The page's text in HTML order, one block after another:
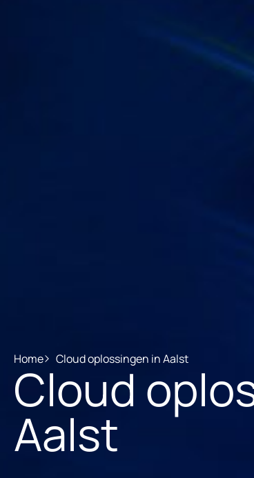
Home Cloud oplossingen in Aalst
Cloud
Aalst